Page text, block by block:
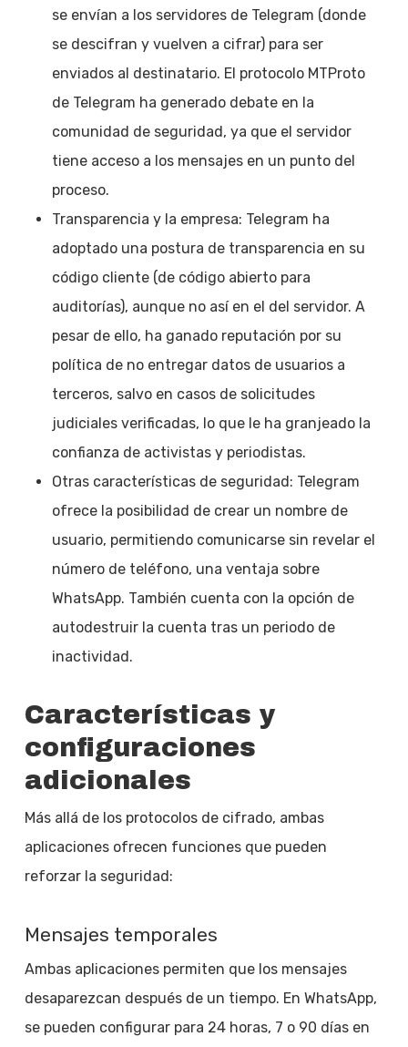
se envían a los servidores de Telegram (donde
se descifran y vuelven a cifrar) para ser
enviados al destinatario. El protocolo MTProto
de Telegram ha generado debate en la
comunidad de seguridad, ya que el servidor
tiene acceso a los mensajes en un punto del
proceso.
Transparencia y la empresa: Telegram ha
adoptado una postura de transparencia en su
código cliente (de código abierto para
auditorías), aunque no así en el del servidor. A
pesar de ello, ha ganado reputación por su
política de no entregar datos de usuarios a
terceros, salvo en casos de solicitudes
judiciales verificadas, lo que le ha granjeado la
confianza de activistas y periodistas.
Otras características de seguridad: Telegram
ofrece la posibilidad de crear un nombre de
usuario, permitiendo comunicarse sin revelar el
número de teléfono, una ventaja sobre
WhatsApp. También cuenta con la opción de
autodestruir la cuenta tras un periodo de
inactividad.
Características y
configuraciones
adicionales
Más allá de los protocolos de cifrado, ambas
aplicaciones ofrecen funciones que pueden
reforzar la seguridad:
Mensajes temporales
Ambas aplicaciones permiten que los mensajes
desaparezcan después de un tiempo. En WhatsApp,
se pueden configurar para 24 horas, 7 o 90 días en